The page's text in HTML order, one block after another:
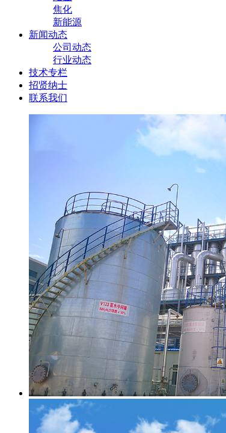
焦化
新能源
新闻动态
公司动态
行业动态
技术专栏
招贤纳士
联系我们